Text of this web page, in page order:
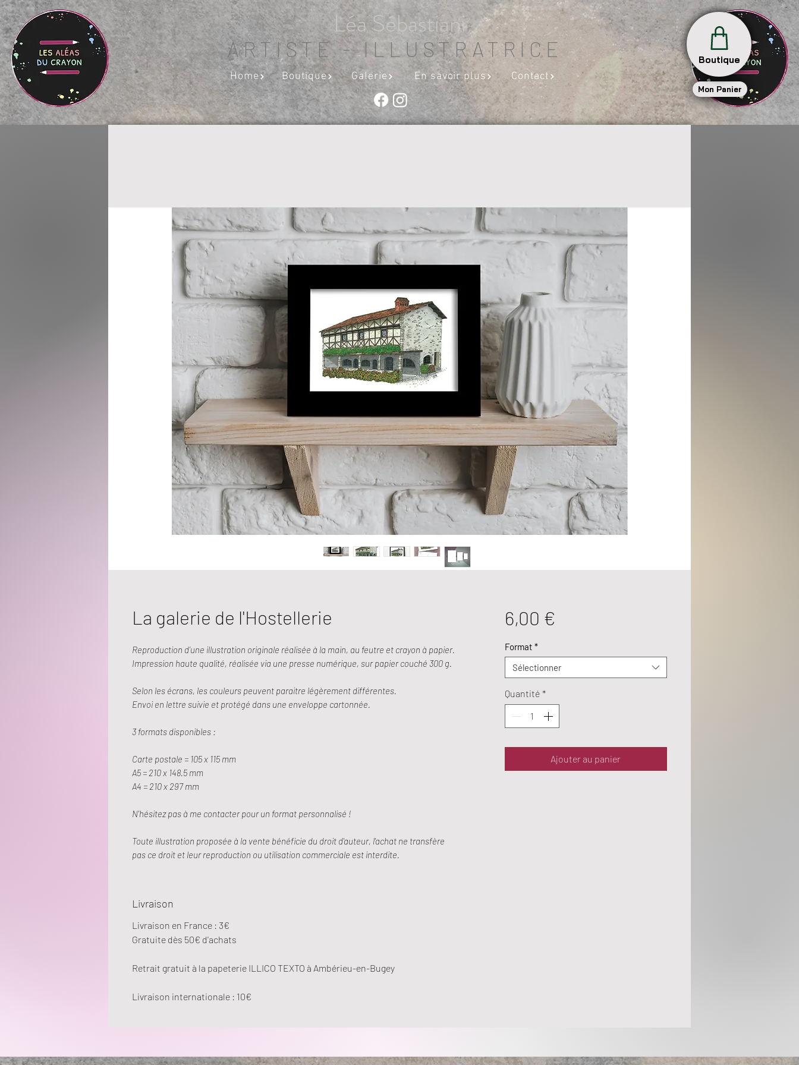
Mon Panier
Boutique
Léa Sébastiani
ARTISTE - ILLUSTRATRICE
Home Boutique Galerie En savoir plus Contact
La galerie de l'Hostellerie
Reproduction d’une illustration originale réalisée à la main, au feutre et crayon à papier.
Impression haute qualité, réalisée via une presse numérique, sur papier couché 300 g.
Selon les écrans, les couleurs peuvent paraitre légèrement différentes.
Envoi en lettre suivie et protégé dans une enveloppe cartonnée.
3 formats disponibles :
Carte postale = 105 x 115 mm
A5 = 210 x 148.5 mm
A4 = 210 x 297 mm
N'hésitez pas à me contacter pour un format personnalisé !
Toute illustration proposée à la vente bénéficie du droit d'auteur, l'achat ne transfère
pas ce droit et leur reproduction ou utilisation commerciale est interdite.
Livraison
Livraison en France : 3€
Gratuite dès 50€ d'achats
Retrait gratuit à la papeterie ILLICO TEXTO à Ambérieu-en-Bugey
Livraison internationale : 10€
6,00 €
Format *
Sélectionner
Quantité *
Ajouter au panier